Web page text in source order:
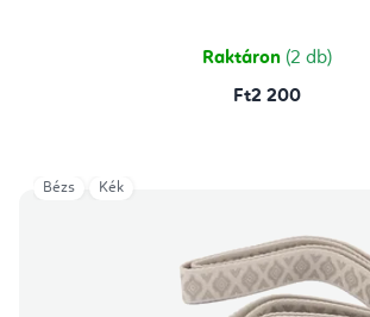
csillag.
Raktáron (2 db)
Ft2 200
Bézs Kék